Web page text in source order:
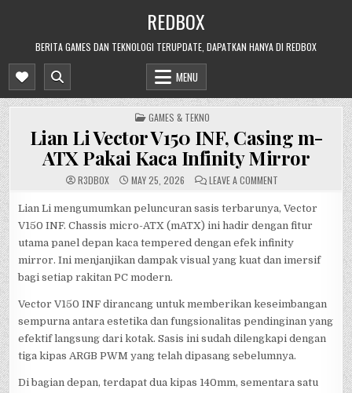
REDBOX
BERITA GAMES DAN TEKNOLOGI TERUPDATE, DAPATKAN HANYA DI REDBOX
MENU
POSTED
IN
GAMES & TEKNO
Lian Li Vector V150 INF, Casing m-
ATX Pakai Kaca Infinity Mirror
R3DB0X MAY 25, 2026 LEAVE A COMMENT
VECTOR
V150
INF,
CASING
M-
ATX
PAKAI
Lian Li mengumumkan peluncuran sasis terbarunya, Vector
V150 INF. Chassis micro-ATX (mATX) ini hadir dengan fitur
utama panel depan kaca tempered dengan efek infinity
mirror. Ini menjanjikan dampak visual yang kuat dan imersif
bagi setiap rakitan PC modern.
Vector V150 INF dirancang untuk memberikan keseimbangan
sempurna antara estetika dan fungsionalitas pendinginan yang
efektif langsung dari kotak. Sasis ini sudah dilengkapi dengan
tiga kipas ARGB PWM yang telah dipasang sebelumnya.
Di bagian depan, terdapat dua kipas 140mm, sementara satu